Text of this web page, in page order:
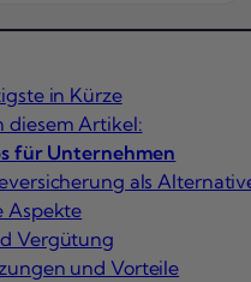
in Kürze
diesem Artikel:
für Unternehmen
als
Aspekte
Vergütung
und Vorteile